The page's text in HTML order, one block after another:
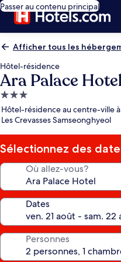
Passer au contenu principal
Afficher tous les
Hôtel-résidence
Ara Palace
Hébergement
3.0 étoiles
Hôtel-résidence au centre-ville
Les Crevasses Samseonghyeol
Sélectionnez des
Où allez-vous?
Dates
Personnes